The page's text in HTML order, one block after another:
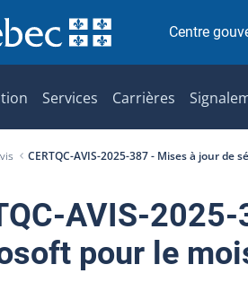
Centre
Services Carrières
CERTQC-AVIS-2025-387 - Mises à jour
AVIS-
pour le